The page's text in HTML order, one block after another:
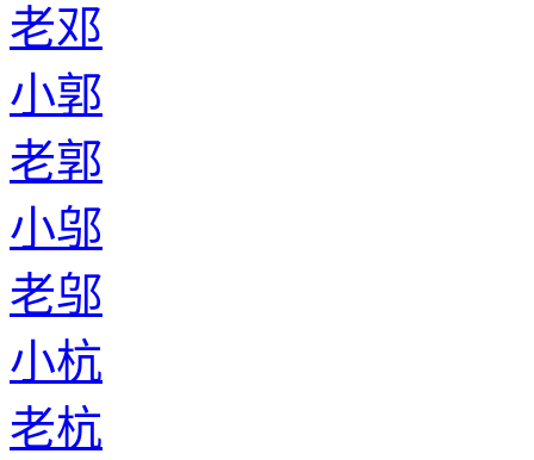
老邓
小郭
老郭
小邬
老邬
小杭
老杭